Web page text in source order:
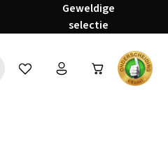
Geweldige
selectie
Je hebt 0 items op je